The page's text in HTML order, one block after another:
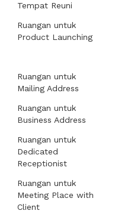
Tempat Reuni
Ruangan untuk
Product Launching
Ruangan untuk
Mailing Address
Ruangan untuk
Business Address
Ruangan untuk
Dedicated
Receptionist
Ruangan untuk
Meeting Place with
Client